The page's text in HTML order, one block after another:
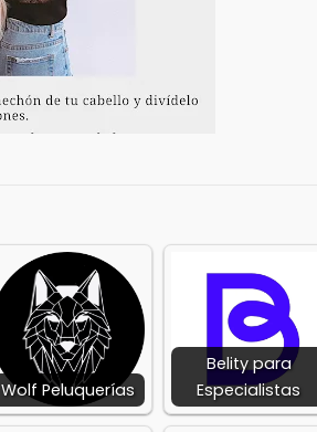
Wolf Peluquerías
Belity para
Especialistas